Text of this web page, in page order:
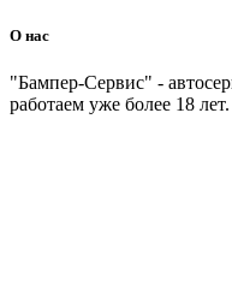
О нас
"Бампер-Сервис" -
работаем уже более 18 лет.